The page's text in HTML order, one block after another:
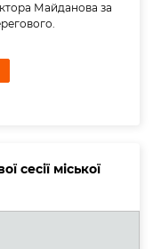
Майданова за
сесії міської